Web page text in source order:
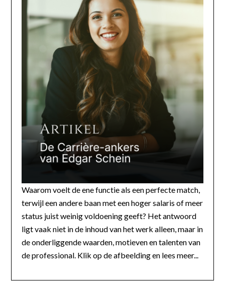
Waarom voelt de ene functie als een perfecte match,
terwijl een andere baan met een hoger salaris of meer
status juist weinig voldoening geeft? Het antwoord
ligt vaak niet in de inhoud van het werk alleen, maar in
de onderliggende waarden, motieven en talenten van
de professional. Klik op de afbeelding en lees meer...